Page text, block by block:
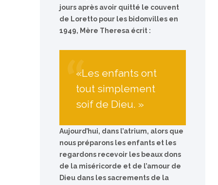
jours après avoir quitté le couvent
de Loretto pour les bidonvilles en
1949, Mère Theresa écrit :
«Les enfants ont
tout simplement
soif de Dieu. »
Aujourd’hui, dans l’atrium, alors que
nous préparons les enfants et les
regardons recevoir les beaux dons
de la miséricorde et de l’amour de
Dieu dans les sacrements de la